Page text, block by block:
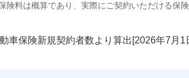
険料は概算であり、実際にご契約いただける
新規契約者数より算出[ 年 月